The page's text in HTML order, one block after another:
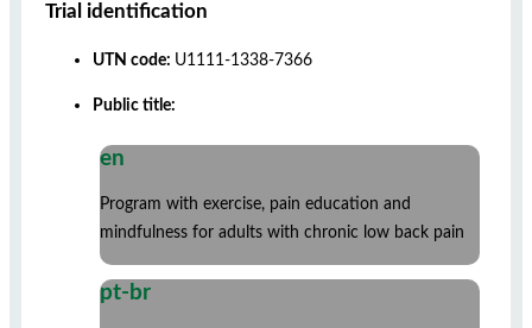
Trial identification
UTN code: U1111-1338-7366
Public title:
en
Program with exercise, pain education and
mindfulness for adults with chronic low back pain
pt-br